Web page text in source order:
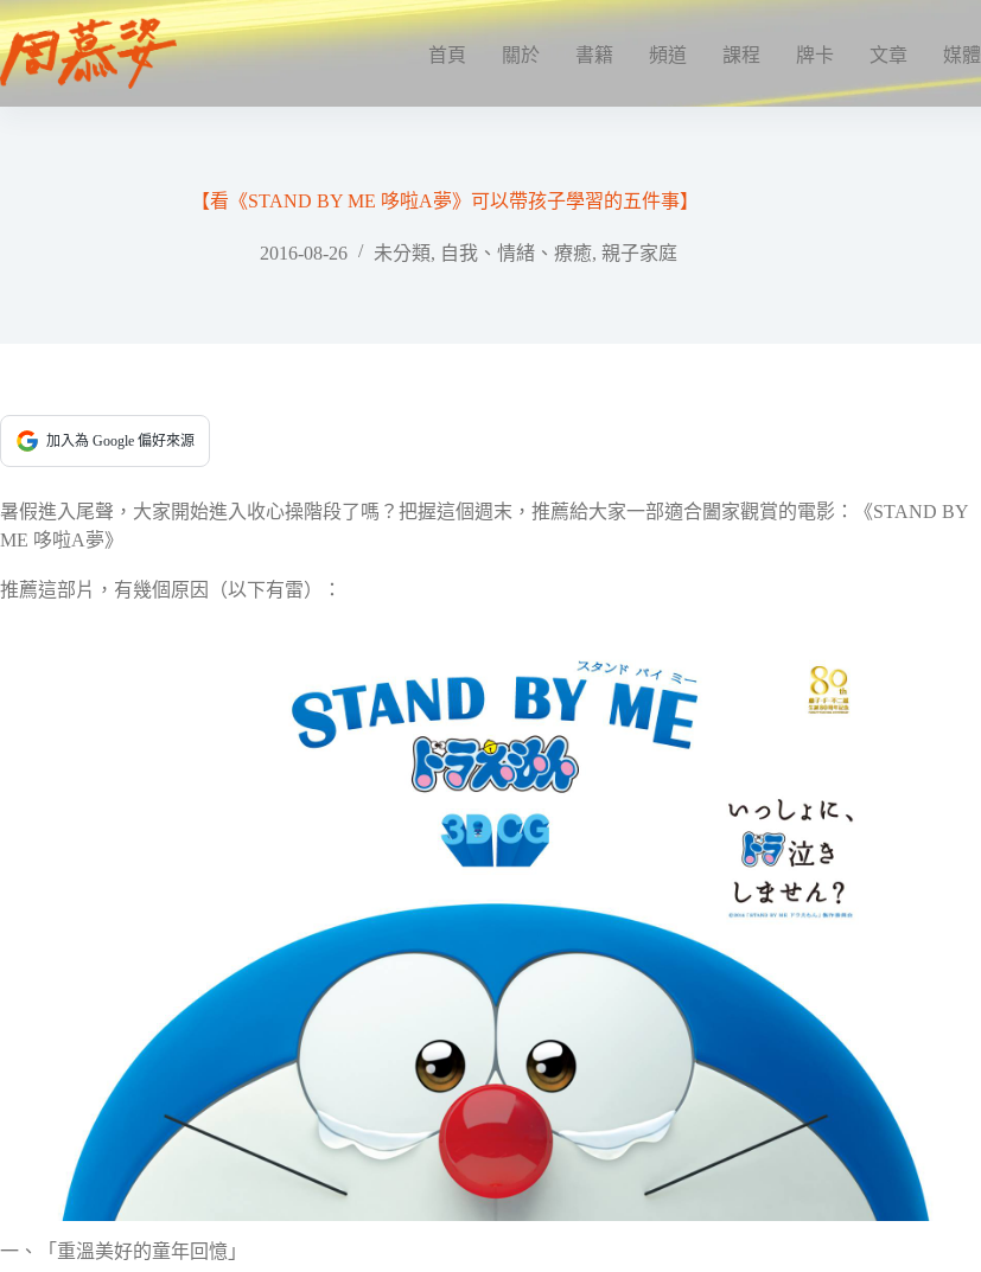
跳
至
主
首頁 關於 書籍 頻道 課程 牌卡 文章 媒體
【看《STAND BY ME 哆啦A夢》可以帶孩子學習的五件事】
2016-08-26 未分類, 自我、情緒、療癒, 親子家庭
加入為 Google 偏好來源
暑假進入尾聲，大家開始進入收心操階段了嗎？把握這個週末，推薦給大家一部適合闔家觀賞的電影：《STAND BY
ME 哆啦A夢》
推薦這部片，有幾個原因（以下有雷）：
一、「重溫美好的童年回憶」